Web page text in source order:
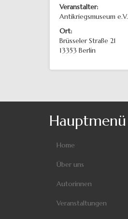
Veranstalter:
Antikriegsmuseum e.V.
Ort:
Brüsseler Straße 21
13353 Berlin
Hauptmenü
Home
Über uns
Autorinnen
Veranstaltungen